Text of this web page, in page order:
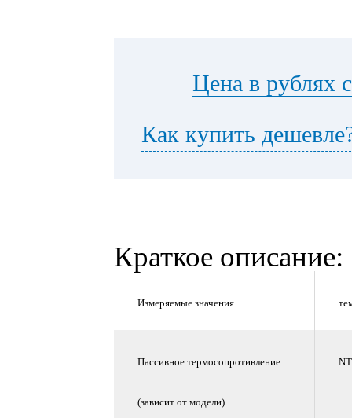
Цена в рублях
Как купить
Краткое описание:
Измеряемые значения
Пассивное термосопротивление
(зависит от модели)